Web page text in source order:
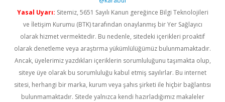
Yasal Uyarı: Sitemiz, 5651 Sayılı Kanun gereğince Bilgi Teknolojileri
ve İletişim Kurumu (BTK) tarafından onaylanmış bir Yer Sağlayıcı
olarak hizmet vermektedir. Bu nedenle, sitedeki içerikleri proaktif
olarak denetleme veya araştırma yükümlülüğümüz bulunmamaktadır.
Ancak, üyelerimiz yazdıkları içeriklerin sorumluluğunu taşımakta olup,
siteye üye olarak bu sorumluluğu kabul etmiş sayılırlar. Bu internet
sitesi, herhangi bir marka, kurum veya şahıs şirketi ile hiçbir bağlantısı
bulunmamaktadır. Sitede yalnızca kendi hazırladığımız makaleler